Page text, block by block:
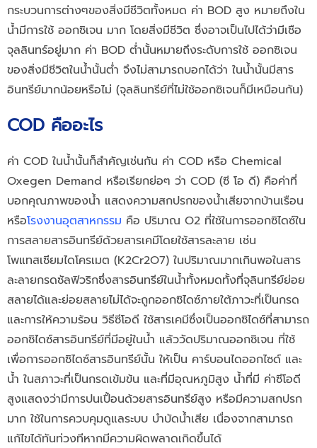
กระบวนการต่างๆของสิ่งมีชีวิตทั้งหมด ค่า BOD สูง หมายถึงใน
น้ำมีการใช้ ออกซิเจน มาก โดยสิ่งมีชีวิต ซึ่งอาจเป็นไปได้ว่ามีเชือ
จุลลินทร์อยู่มาก ค่า BOD ต่ำนั้นหมายถึงระดับการใช้ ออกซิเจน
ของสิ่งมีชีวิตในน้ำนั้นต่ำ จึงไม่สามารถบอกได้ว่า ในน้ำนั้นมีสาร
อินทรีย์มากน้อยหรือไม่ (จุลลินทรีย์ที่ไม่ใช้ออกซิเจนก็มีเหมือนกัน)
COD คืออะไร
ค่า COD ในน้ำนั้นก็สำคัญเช่นกัน ค่า COD หรือ Chemical
Oxegen Demand หรือเรียกย่อๆ ว่า COD (ซี โอ ดี) คือค่าที่
บอกคุณภาพของน้ำ แสดงความสกปรกของน้ำเสียจากบ้านเรือน
หรือโรงงานอุตสาหกรรม คือ ปริมาณ O2 ที่ใช้ในการออกซิไดซ์ใน
การสลายสารอินทรีย์ด้วยสารเคมีโดยใช้สารละลาย เช่น
โพแทสเซียมไดโครเมต (K2Cr2O7) ในปริมาณมากเกินพอในสาร
ละลายกรดซัลฟิวริกซึ่งสารอินทรีย์ในน้ำทั้งหมดทั้งที่จุลินทรีย์ย่อย
สลายได้และย่อยสลายไม่ได้จะถูกออกซิไดซ์ภายใต้ภาวะที่เป็นกรด
และการให้ความร้อน วิธีซีโอดี ใช้สารเคมีซึ่งเป็นออกซิไดซ์ที่สามารถ
ออกซิไดซ์สารอินทรีย์ที่มีอยู่ในน้ำ แล้ววัดปริมาณออกซิเจน ที่ใช้
เพื่อการออกซิไดซ์สารอินทรีย์นั้น ให้เป็น คาร์บอนไดออกไซด์ และ
น้ำ ในสภาวะที่เป็นกรดเข้มข้น และที่มีอุณหภูมิสูง น้ำที่มี ค่าซีโอดี
สูงแสดงว่ามีการปนเปื้อนด้วยสารอินทรีย์สูง หรือมีความสกปรก
มาก ใช้ในการควบคุมดูแลระบบ บำบัดน้ำเสีย เนื่องจากสามารถ
แก้ไขได้ทันท่วงทีหากมีความผิดพลาดเกิดขึ้นได้